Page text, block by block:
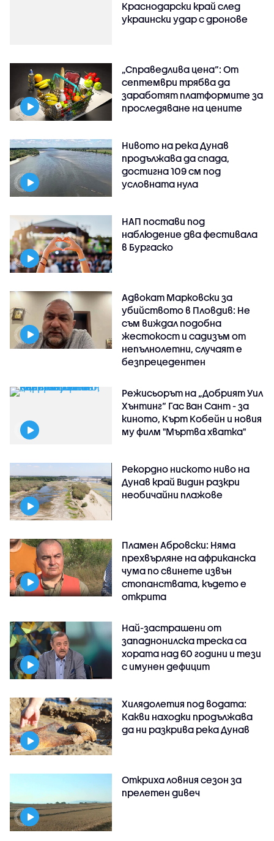
Краснодарски край след
украински удар с дронове
„Справедлива цена“: От
септември трябва да
заработят платформите за
проследяване на цените
Нивото на река Дунав
продължава да спада,
достигна 109 см под
условната нула
НАП постави под
наблюдение два фестивала
в Бургаско
Адвокат Марковски за
убийството в Пловдив: Не
съм виждал подобна
жестокост и садизъм от
непълнолетни, случаят е
безпрецедентен
Режисьорът на „Добрият Уил
Хънтинг“ Гас Ван Сант - за
киното, Кърт Кобейн и новия
му филм "Мъртва хватка"
Рекордно ниското ниво на
Дунав край Видин разкри
необичайни плажове
Пламен Абровски: Няма
прехвърляне на африканска
чума по свинете извън
стопанствата, където е
открита
Най-застрашени от
западнонилска треска са
хората над 60 години и тези
с имунен дефицит
Хилядолетия под водата:
Какви находки продължава
да ни разкрива река Дунав
Откриха ловния сезон за
прелетен дивеч